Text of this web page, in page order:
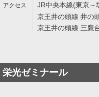
JR中央本線(東京～
京王井の頭線 井の
京王井の頭線 三鷹
栄光ゼミナール